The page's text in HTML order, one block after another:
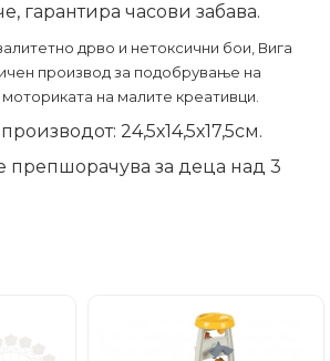
гарантира часови забава.
дрво и нетоксични бои, Вига
производ за подобрување на
на малите креативци.
24,5х14,5х17,5см.
препшорачува за деца над 3